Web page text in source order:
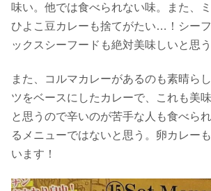
味い。他では食べられない味。また、
ひよこ豆カレーも捨てがたい…！シー
ックスシーフードも絶対美味しいと思う
また、コルマカレーがあるのも素晴ら
ツをベースにしたカレーで、これも美
と思うので辛いのが苦手な人も食べら
るメニューではないと思う。卵カレー
います！